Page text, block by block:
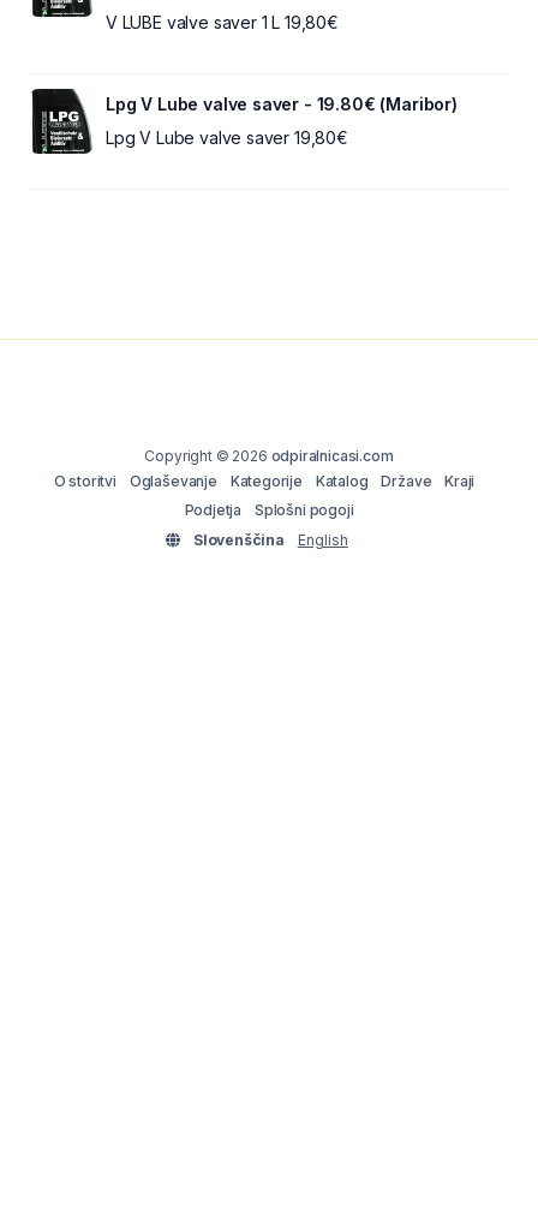
V LUBE valve saver 1 L 19,80€
Lpg V Lube valve saver - 19.80€ (Maribor)
Lpg V Lube valve saver 19,80€
Copyright © 2026 odpiralnicasi.com
O storitvi
Oglaševanje Kategorije Katalog Države
Kraji
Podjetja
Splošni pogoji
Slovenščina
English